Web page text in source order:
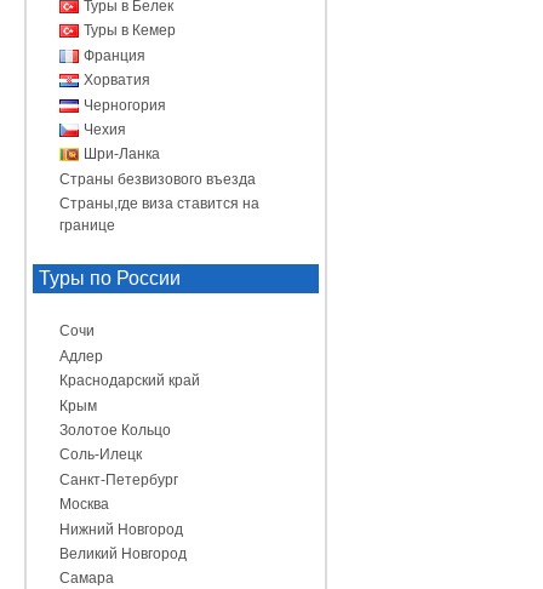
Туры в Белек
Туры в Кемер
Франция
Хорватия
Черногория
Чехия
Шри-Ланка
Страны безвизового въезда
Страны,где виза ставится на
границе
Туры по России
Сочи
Адлер
Краснодарский край
Крым
Золотое Кольцо
Соль-Илецк
Санкт-Петербург
Москва
Нижний Новгород
Великий Новгород
Самара